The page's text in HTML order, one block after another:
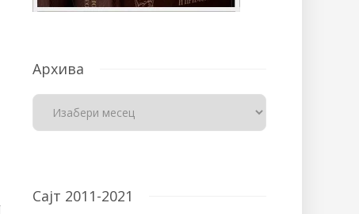
Архива
Сајт 2011-2021